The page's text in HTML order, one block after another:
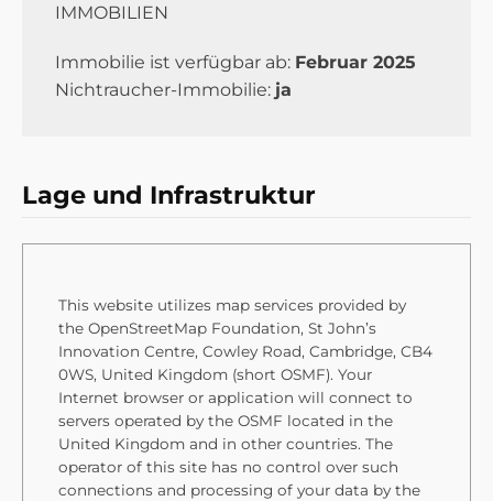
IMMOBILIEN
Immobilie ist verfügbar ab: Februar 2025
Nichtraucher-Immobilie: ja
Lage und Infrastruktur
This website utilizes map services provided by
the OpenStreetMap Foundation, St John’s
Innovation Centre, Cowley Road, Cambridge, CB4
0WS, United Kingdom (short OSMF). Your
Internet browser or application will connect to
servers operated by the OSMF located in the
United Kingdom and in other countries. The
operator of this site has no control over such
connections and processing of your data by the